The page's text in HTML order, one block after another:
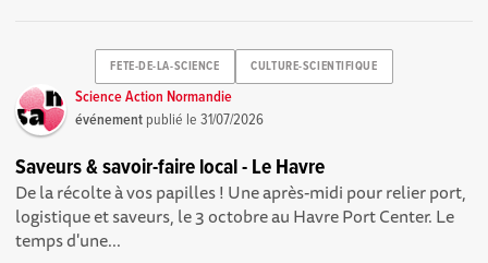
FETE-DE-LA-SCIENCE CULTURE-SCIENTIFIQUE
Science Action Normandie
événement publié le31/07/2026
Saveurs & savoir-faire local - Le Havre
De la récolte à vos papilles ! Une après-midi pour relier port,
logistique et saveurs, le 3 octobre au Havre Port Center. Le
temps d'une...